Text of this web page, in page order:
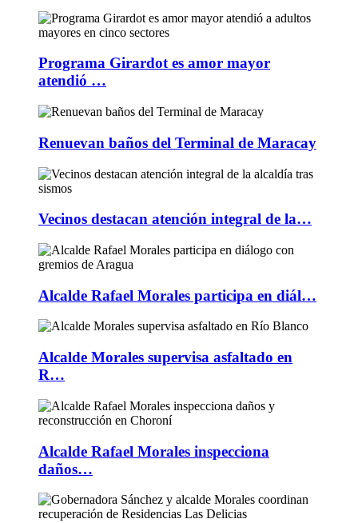
Programa Girardot es amor mayor
atendió …
Renuevan baños del Terminal de Maracay
Vecinos destacan atención integral de la…
Alcalde Rafael Morales participa en diál…
Alcalde Morales supervisa asfaltado en
R…
Alcalde Rafael Morales inspecciona
daños…